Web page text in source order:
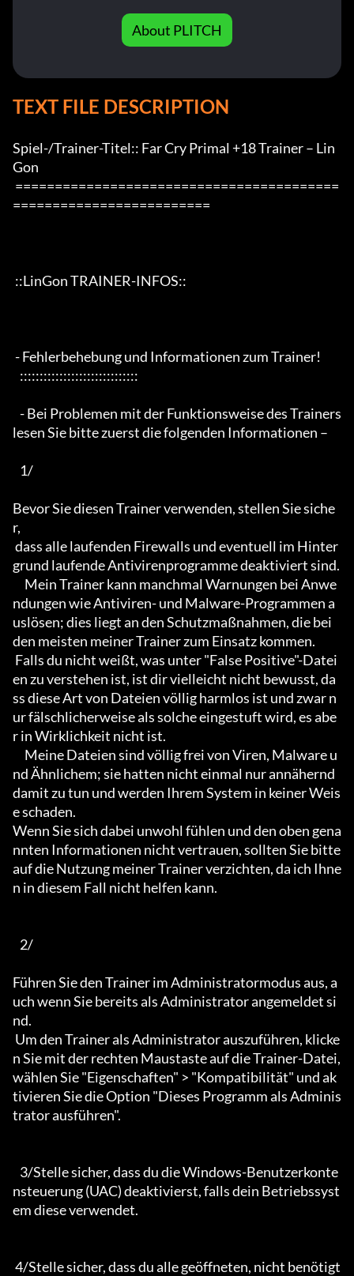
About PLITCH
TEXT FILE DESCRIPTION
Spiel-/Trainer-Titel:: Far Cry Primal +18 Trainer – Lin
Gon
=========================
lesen Sie bitte zuerst die folgenden Informationen –
Bevor Sie diesen Trainer verwenden, stellen Sie siche
r,
grund laufende Antivirenprogramme deaktiviert sind.
ndungen wie Antiviren- und Malware-Programmen a
uslösen; dies liegt an den Schutzmaßnahmen, die bei
den meisten meiner Trainer zum Einsatz kommen.
en zu verstehen ist, ist dir vielleicht nicht bewusst, da
ss diese Art von Dateien völlig harmlos ist und zwar n
ur fälschlicherweise als solche eingestuft wird, es abe
r in Wirklichkeit nicht ist.
nd Ähnlichem; sie hatten nicht einmal nur annähernd
damit zu tun und werden Ihrem System in keiner Weis
e schaden.
Wenn Sie sich dabei unwohl fühlen und den oben gena
nnten Informationen nicht vertrauen, sollten Sie bitte
auf die Nutzung meiner Trainer verzichten, da ich Ihne
n in diesem Fall nicht helfen kann.
Führen Sie den Trainer im Administratormodus aus, a
uch wenn Sie bereits als Administrator angemeldet si
nd.
n Sie mit der rechten Maustaste auf die Trainer-Datei,
wählen Sie "Eigenschaften" > "Kompatibilität" und ak
tivieren Sie die Option "Dieses Programm als Adminis
trator ausführen".
nsteuerung (UAC) deaktivierst, falls dein Betriebssyst
em diese verwendet.